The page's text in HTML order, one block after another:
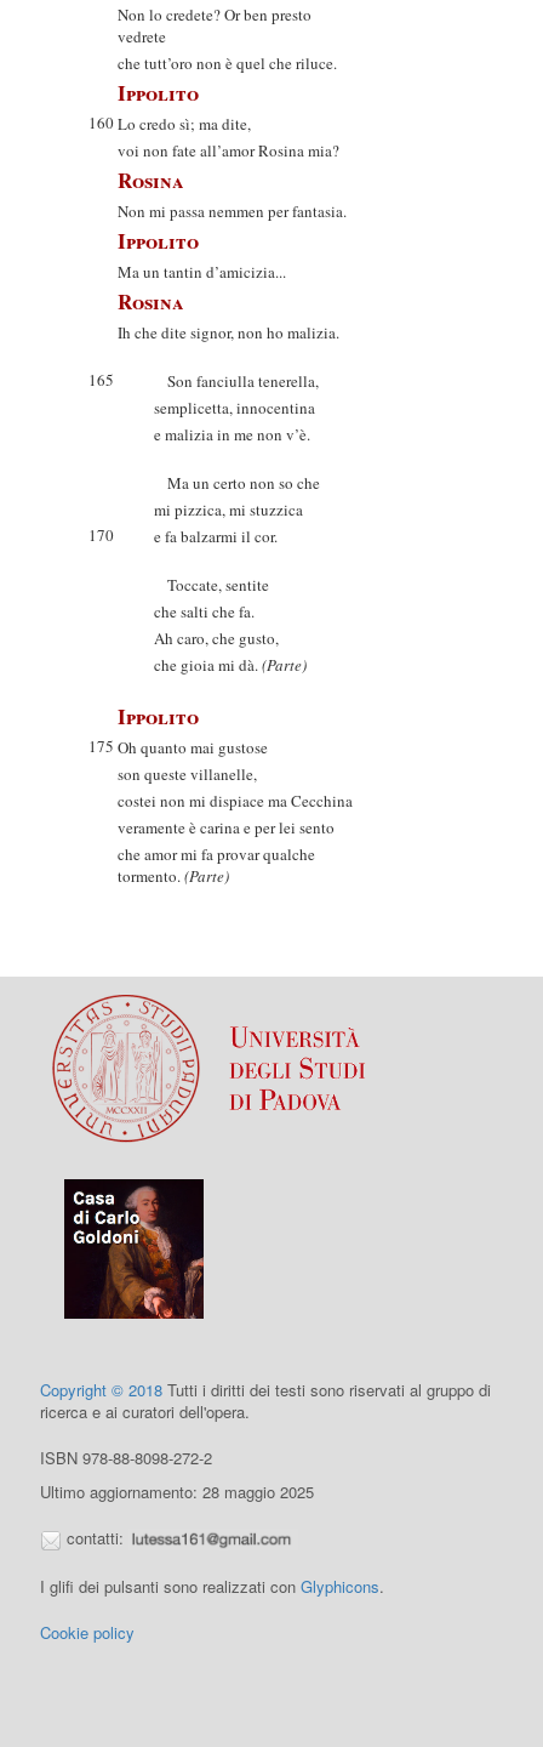
Non lo credete? Or ben presto
vedrete
che tutt’oro non è quel che riluce.
Ippolito
160Lo credo sì; ma dite,
voi non fate all’amor Rosina mia?
Rosina
Non mi passa nemmen per fantasia.
Ippolito
Ma un tantin d’amicizia...
Rosina
Ih che dite signor, non ho malizia.
165
Son fanciulla tenerella,
semplicetta, innocentina
e malizia in me non v’è.
Ma un certo non so che
mi pizzica, mi stuzzica
170
e fa balzarmi il cor.
Toccate, sentite
che salti che fa.
Ah caro, che gusto,
che gioia mi dà.(Parte)
Ippolito
175 Oh quanto mai gustose
son queste villanelle,
costei non mi dispiace ma Cecchina
veramente è carina e per lei sento
che amor mi fa provar qualche
tormento.(Parte)
Copyright © 2018 Tutti i diritti dei testi sono riservati al gruppo di
ricerca e ai curatori dell'opera.
ISBN 978-88-8098-272-2
Ultimo aggiornamento: 28 maggio 2025
contatti:
I glifi dei pulsanti sono realizzati conGlyphicons.
Cookie policy